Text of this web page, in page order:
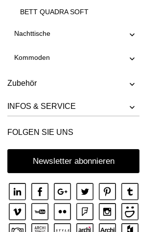
BETT QUADRA SOFT
BETT TAURUS
Nachttische
Kommoden
Zubehör
INFOS & SERVICE
FOLGEN SIE UNS
Newsletter abonnieren